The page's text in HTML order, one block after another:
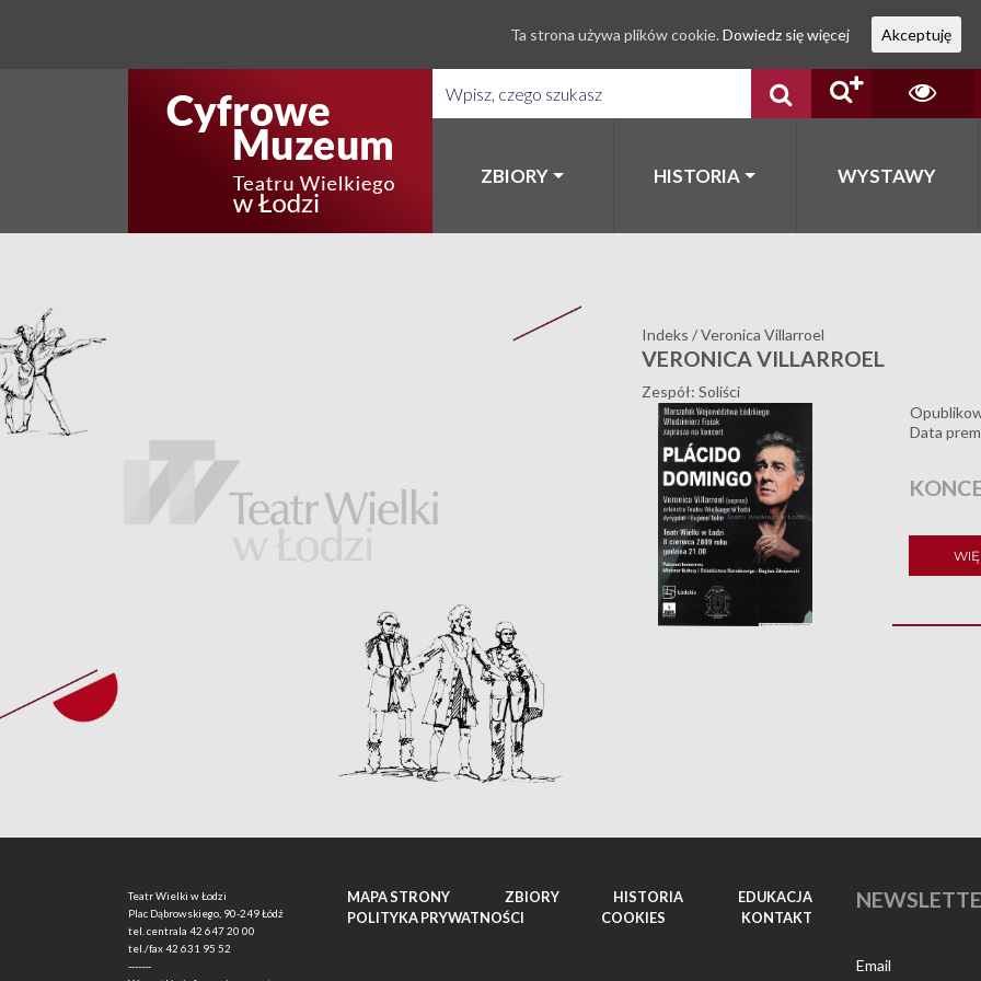
ZBIORY HISTORIA WYSTAWY
Indeks /Veronica Villarroel
VERONICA VILLARROEL
Zespół: Soliści
Data
Teatr Wielki w Łodzi
Plac Dąbrowskiego, 90-249 Łódź
tel. centrala 42 647 20 00
tel./fax42 631 95 52
-------
MAPA STRONY ZBIORY HISTORIA
EDUKACJA
POLITYKA PRYWATNOŚCI
COOKIES KONTAKT
Email
Ta strona używa plików cookie. Dowiedz się więcej Akceptuję